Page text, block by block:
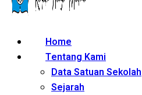
Home
Tentang Kami
Data Satuan Sekolah
Sejarah